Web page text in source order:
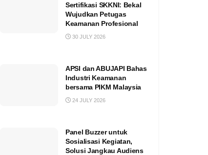
Sertifikasi SKKNI: Bekal
Wujudkan Petugas
Keamanan Profesional
30 JULY 2026
APSI dan ABUJAPI Bahas
Industri Keamanan
bersama PIKM Malaysia
24 JULY 2026
Panel Buzzer untuk
Sosialisasi Kegiatan,
Solusi Jangkau Audiens